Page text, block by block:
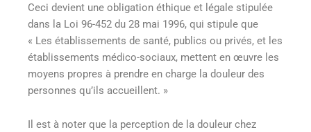
Ceci devient une obligation éthique et légale stipulée
dans la Loi 96-452 du 28 mai 1996, qui stipule que
« Les établissements de santé, publics ou privés, et les
établissements médico-sociaux, mettent en œuvre les
moyens propres à prendre en charge la douleur des
personnes qu’ils accueillent. »
Il est à noter que la perception de la douleur chez